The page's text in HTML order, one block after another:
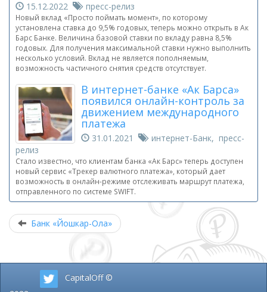
15.12.2022 пресс-релиз
Новый вклад «Просто поймать момент», по которому
установлена ставка до 9,5% годовых, теперь можно открыть в Ак
Барс Банке. Величина базовой ставки по вкладу равна 8,5%
годовых. Для получения максимальной ставки нужно выполнить
несколько условий. Вклад не является пополняемым,
возможность частичного снятия средств отсутствует.
В интернет-банке «Ак Барса»
появился онлайн-контроль за
движением международного
платежа
31.01.2021
интернет-Банк, пресс-
релиз
Стало известно, что клиентам банка «Ак Барс» теперь доступен
новый сервис «Трекер валютного платежа», который дает
возможность в онлайн-режиме отслеживать маршрут платежа,
отправленного по системе SWIFT.
Банк «Йошкар-Ола»
CapitalOff ©